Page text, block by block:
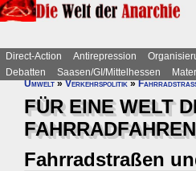
Direct-Action Antirepression
Debatten
Saasen/GI/Mittelhessen
Umwelt»Verkehrspolitik»
FÜR EINE WELT
Fahrradstraßen